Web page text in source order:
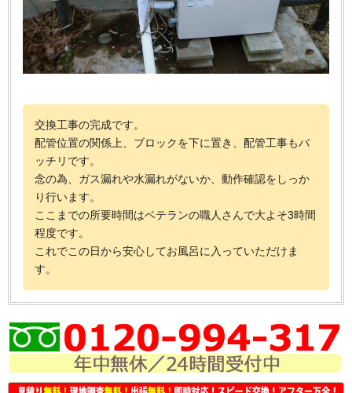
交換工事の完成です。
配管位置の関係上、ブロックを下に置き、配管工事もバ
ッチリです。
念の為、ガス漏れや水漏れがないか、動作確認をしっか
り行います。
ここまでの所要時間はベテランの職人さんで大よそ3時間
程度です。
これでこの日から安心してお風呂に入っていただけま
す。